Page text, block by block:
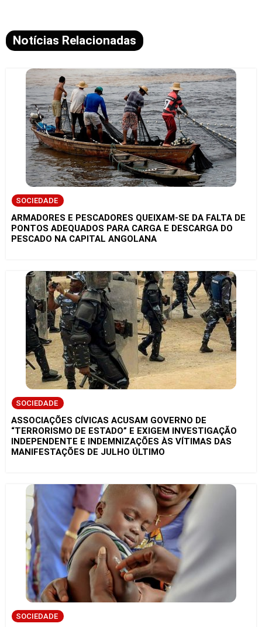
Notícias Relacionadas
SOCIEDADE
ARMADORES E PESCADORES QUEIXAM-SE DA FALTA DE
PONTOS ADEQUADOS PARA CARGA E DESCARGA DO
PESCADO NA CAPITAL ANGOLANA
SOCIEDADE
ASSOCIAÇÕES CÍVICAS ACUSAM GOVERNO DE
“TERRORISMO DE ESTADO” E EXIGEM INVESTIGAÇÃO
INDEPENDENTE E INDEMNIZAÇÕES ÀS VÍTIMAS DAS
MANIFESTAÇÕES DE JULHO ÚLTIMO
SOCIEDADE